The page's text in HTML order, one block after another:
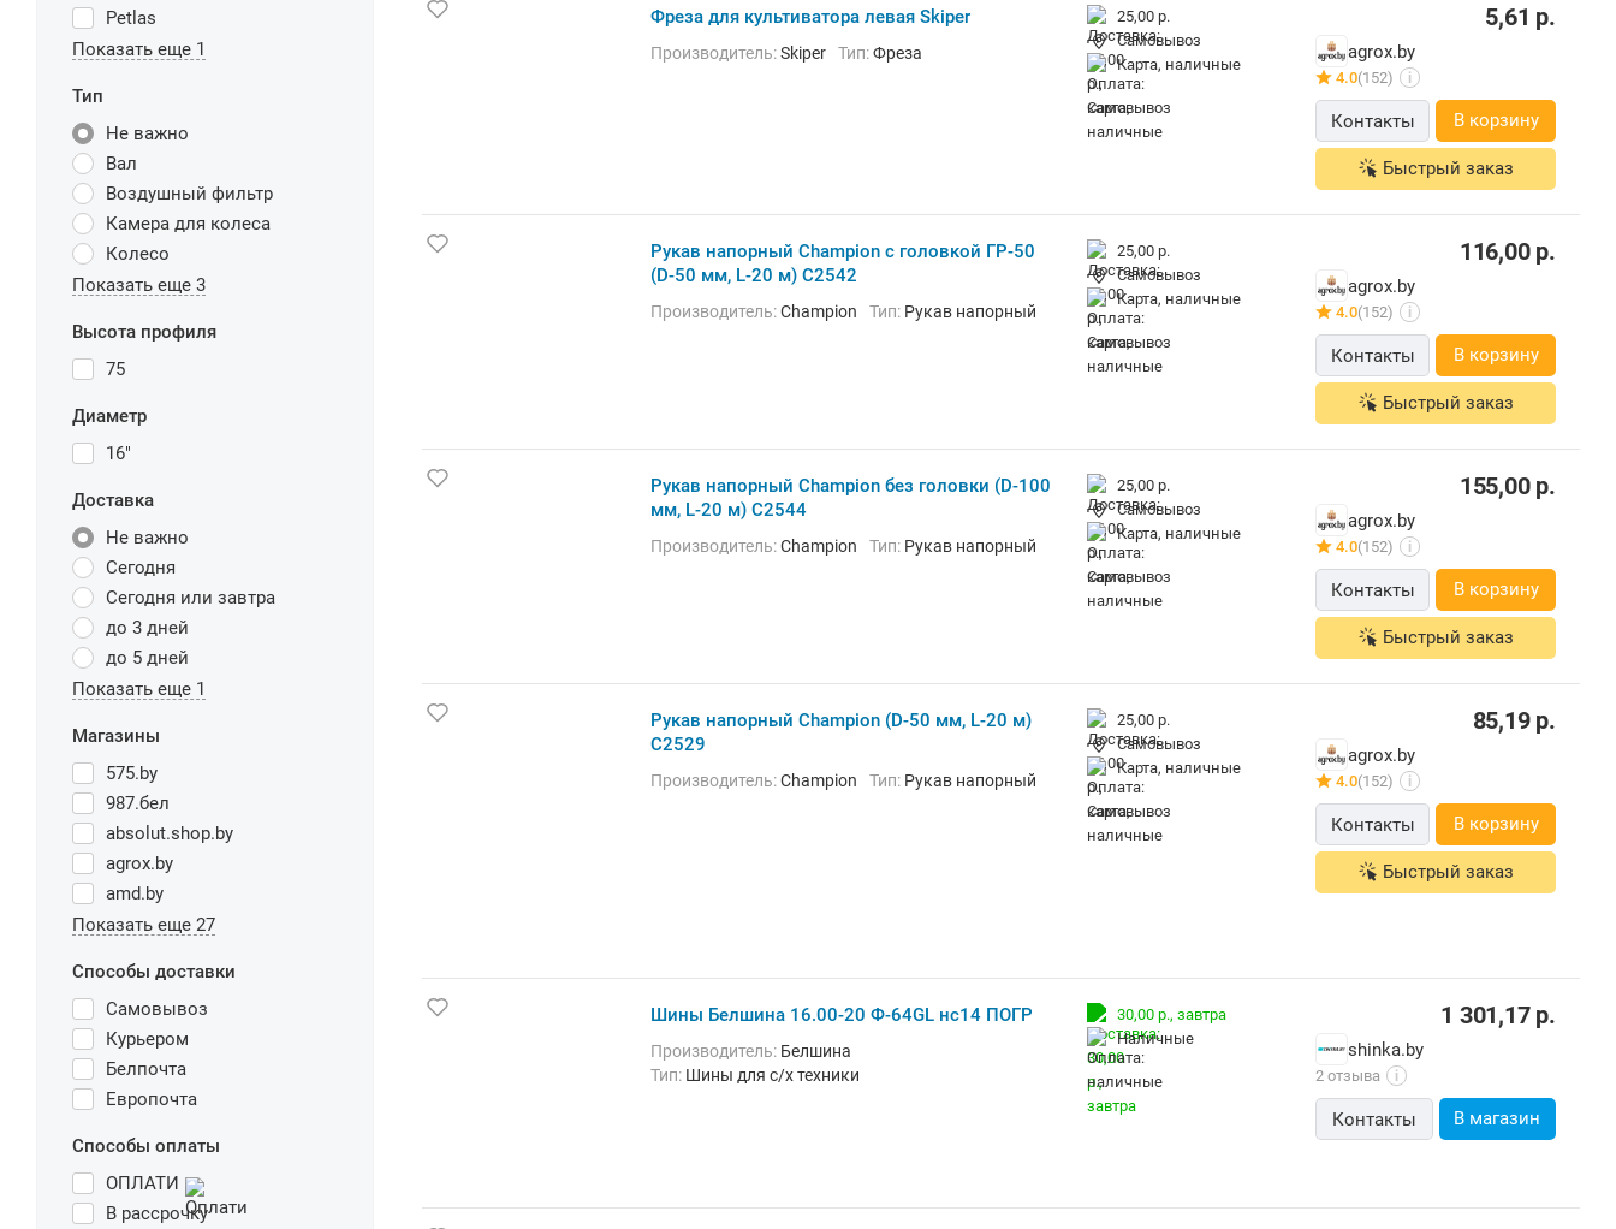
Petlas
Показать еще 1
Тип
Не важно
Вал
Воздушный фильтр
Камера для колеса
Колесо
Показать еще 3
Высота профиля
75
Диаметр
16"
Доставка
Не важно
Сегодня
Сегодня или завтра
до 3 дней
до 5 дней
Показать еще 1
Магазины
575.by
987.бел
absolut.shop.by
agrox.by
amd.by
Показать еще 27
Способы доставки
Самовывоз
Курьером
Белпочта
Европочта
Способы оплаты
ОПЛАТИ
В рассрочку
Фреза для культиватора левая Skiper
Производитель:Skiper Тип:Фреза
25,00 р.
Самовывоз
карта, наличные
5,61 р.
agrox.by
4.0(152) i
Контакты В корзину
Быстрый заказ
Рукав напорный Champion с головкой ГР-50
(D-50 мм, L-20 м) C2542
Производитель:Champion Тип: Рукав напорный
25,00 р.
Самовывоз
карта, наличные
116,00р.
agrox.by
4.0(152) i
Контакты В корзину
Быстрый заказ
Рукав напорный Champion без головки (D-100
мм, L-20 м) C2544
Производитель:Champion Тип: Рукав напорный
25,00 р.
Самовывоз
карта, наличные
155,00р.
agrox.by
4.0(152) i
Контакты В корзину
Быстрый заказ
Рукав напорный Champion (D-50 мм, L-20 м)
C2529
Производитель:Champion Тип: Рукав напорный
25,00 р.
Самовывоз
карта, наличные
85,19р.
agrox.by
4.0(152) i
Контакты В корзину
Быстрый заказ
Шины Белшина 16.00-20 Ф-64GL нс14 ПОГР
Производитель: Белшина
Тип: Шины для с/х техники
30,00 р., завтра
наличные
1 301,17р.
shinka.by
2 отзыва i
Контакты В магазин